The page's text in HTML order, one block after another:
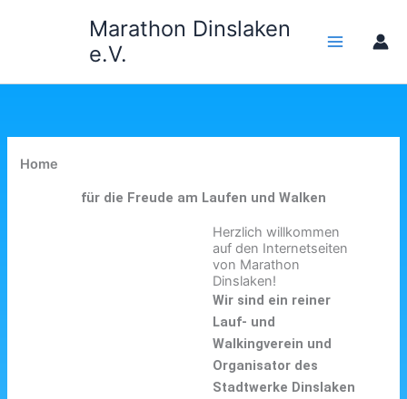
Marathon Dinslaken
e.V.
Home
für die Freude am Laufen und Walken
Herzlich willkommen
auf den Internetseiten
von Marathon
Dinslaken!
Wir sind ein reiner
Lauf- und
Walkingverein und
Organisator des
Stadtwerke Dinslaken